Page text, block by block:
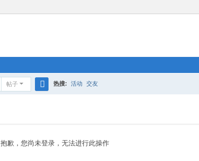
帖子 热搜: 活动 交友
抱歉，您尚未登录，无法进行此操作